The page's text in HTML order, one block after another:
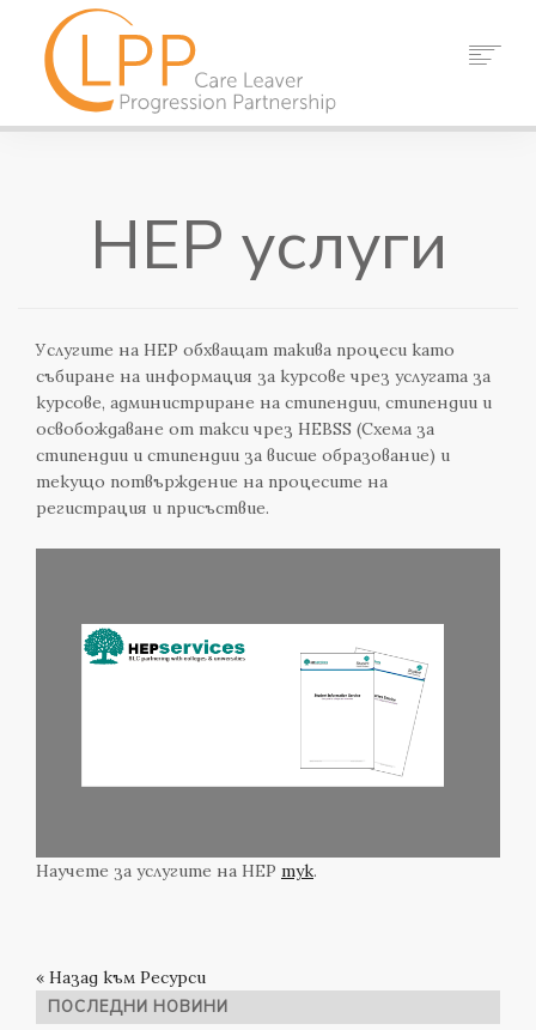
КОНТАКТ
ТЪРСЕНЕ
HEP услуги
Услугите на HEP обхващат такива процеси като
събиране на информация за курсове чрез услугата за
курсове, администриране на стипендии, стипендии и
освобождаване от такси чрез HEBSS (Схема за
стипендии и стипендии за висше образование) и
текущо потвърждение на процесите на
регистрация и присъствие.
Научете за услугите на HEP тук.
« Назад към Ресурси
ПОСЛЕДНИ НОВИНИ